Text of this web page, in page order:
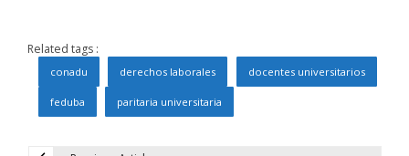
Related tags :
conadu derechos laborales docentes universitarios
feduba paritaria universitaria